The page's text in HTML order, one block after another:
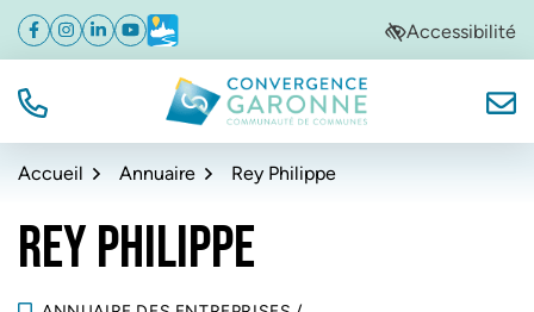
Aller
navigation
Aller
au
Aller
au
de
Facebook
(ouverture dans un nouvel onglet)
Instagram
(ouverture dans un nouvel onglet)
Linkedin
(ouverture dans un nouvel onglet)
YouTube
(ouverture dans un nouvel onglet)
Météo
(ouverture dans un nouvel onglet)Accessibilité
TÉL. Convergence Garonne
Accueil Annuaire Rey Philippe
REY PHILIPPE